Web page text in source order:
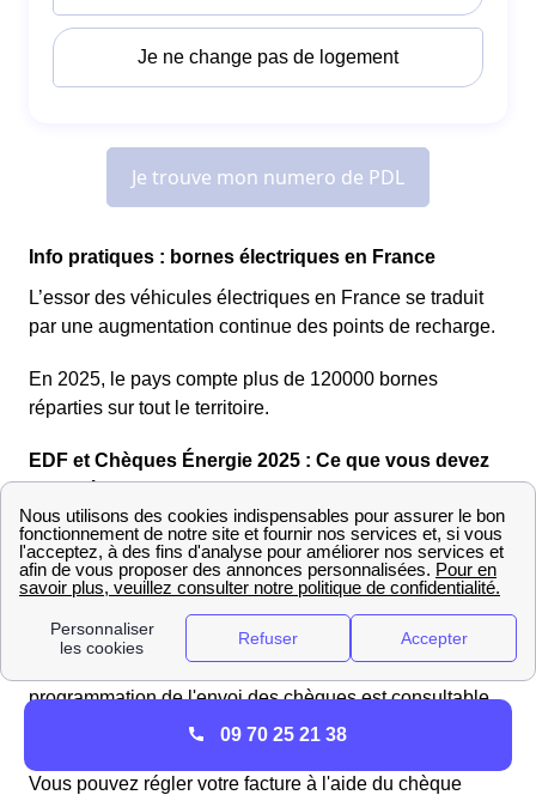
Info pratiques : bornes électriques en France
L’essor des véhicules électriques en France se traduit
par une augmentation continue des points de recharge.
En 2025, le pays compte plus de 120000 bornes
réparties sur tout le territoire.
EDF et Chèques Énergie 2025 : Ce que vous devez
savoir à Belmont
Les résidents de Belmont peuvent bénéficier
d'économies sur leurs dépenses énergétiques grâce au
chèque énergie.
Cette année, les chèques énergie seront délivrés à
l'adresse des bénéficiaires 25 avril 2024. La
programmation de l'envoi des chèques est consultable
en ligne, les écarts entre la transmission et la réception
Vous pouvez régler votre facture à l'aide du chèque
09 70 25 21 38